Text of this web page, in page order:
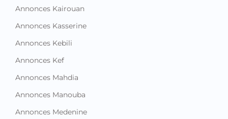
Annonces Kairouan
Annonces Kasserine
Annonces Kebili
Annonces Kef
Annonces Mahdia
Annonces Manouba
Annonces Medenine